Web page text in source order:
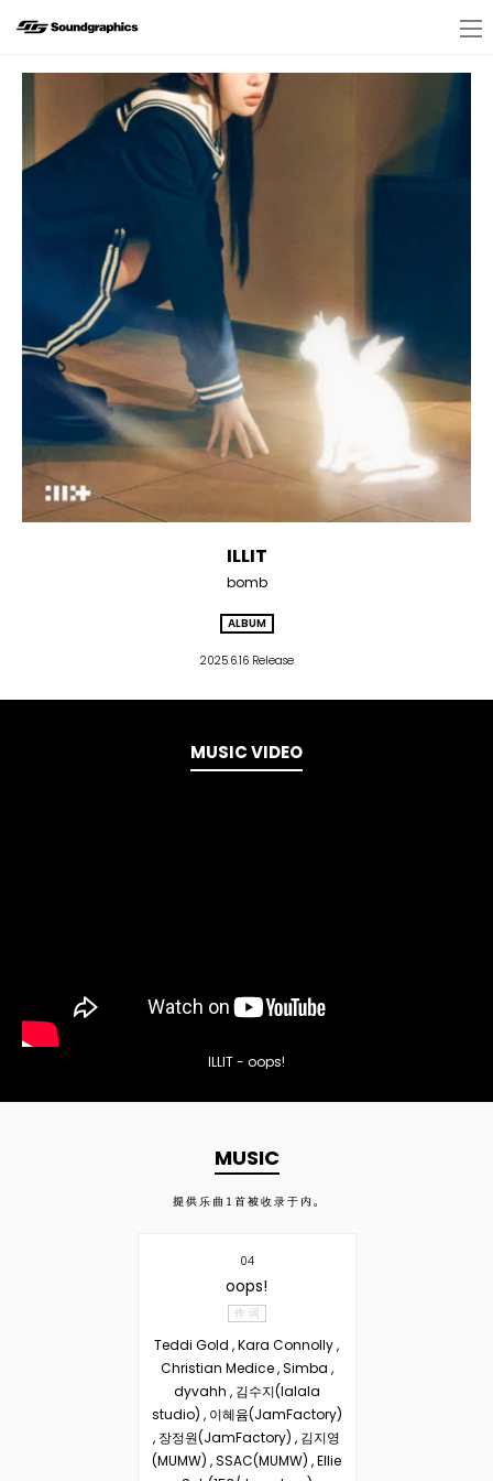
ILLIT
bomb
ALBUM
2025.6.16 Release
MUSIC VIDEO
ILLIT - oops!
MUSIC
提供乐曲 1 首被收录于内。
04
oops!
作 词
Teddi Gold , Kara Connolly ,
Christian Medice , Simba ,
dyvahh , 김수지(lalala
studio) , 이혜윰(JamFactory)
, 장정원(JamFactory) , 김지영
(MUMW) , SSAC(MUMW) , Ellie